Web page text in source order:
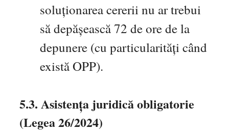
soluționarea cererii nu ar trebui
să depășească 72 de ore de la
depunere (cu particularități când
există OPP).
5.3. Asistența juridică obligatorie
(Legea 26/2024)